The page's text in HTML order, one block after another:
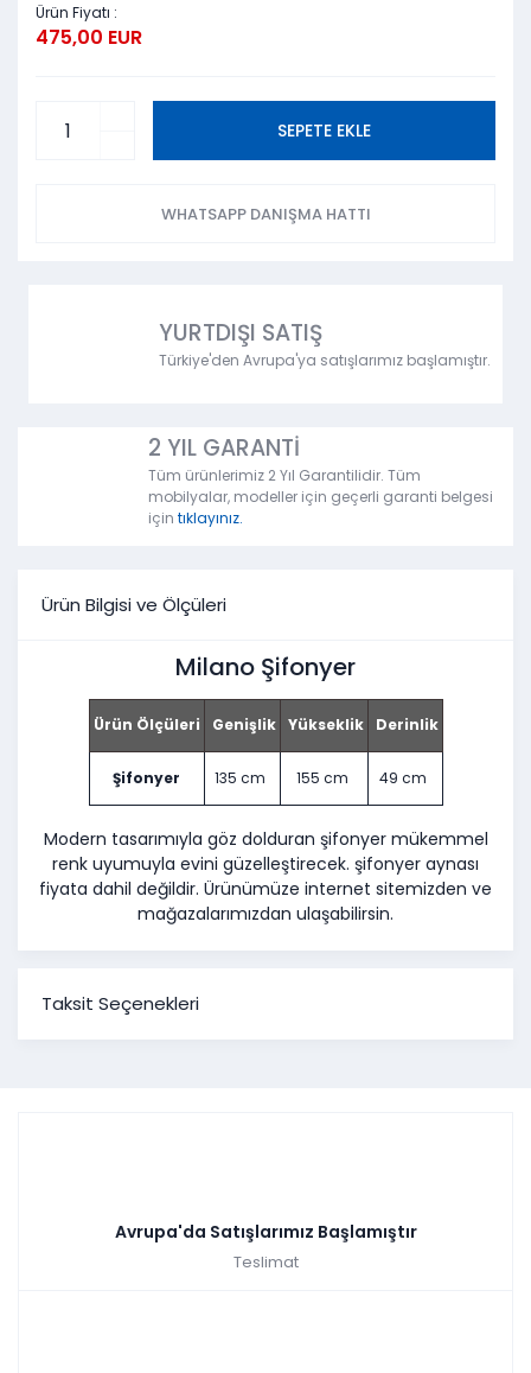
Ürün Fiyatı :
475,00 EUR
SEPETE EKLE
WHATSAPP DANIŞMA HATTI
YURTDIŞI SATIŞ
Türkiye'den Avrupa'ya satışlarımız başlamıştır.
2 YIL GARANTİ
Tüm ürünlerimiz 2 Yıl Garantilidir. Tüm
mobilyalar, modeller için geçerli garanti belgesi
için tıklayınız.
Ürün Bilgisi ve Ölçüleri
Milano Şifonyer
Ürün Ölçüleri Genişlik Yükseklik Derinlik
Şifonyer 135 cm 155 cm 49 cm
Modern tasarımıyla göz dolduran şifonyer mükemmel
renk uyumuyla evini güzelleştirecek. şifonyer aynası
fiyata dahil değildir. Ürünümüze internet sitemizden ve
mağazalarımızdan ulaşabilirsin.
Taksit Seçenekleri
Avrupa'da Satışlarımız Başlamıştır
Teslimat